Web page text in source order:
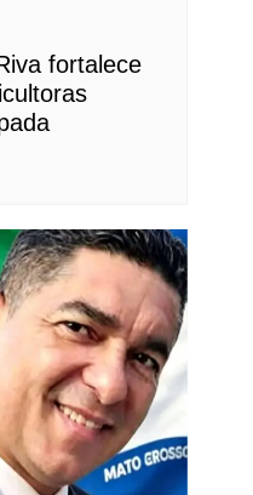
fortalece